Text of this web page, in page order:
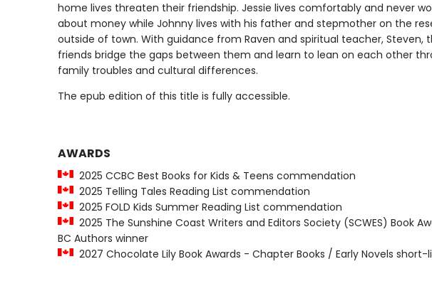
home lives threaten their friendship. Jessie lives comfortably and never
about money while Johnny lives with his father and stepmother on the
outside of town. With guidance from Raven and spiritual teacher, Steven,
friends bridge the gaps between them and learn to lean on each other
family troubles and cultural differences.
The epub edition of this title is fully accessible.
AWARDS
2025 CCBC Best Books for Kids & Teens commendation
2025 Telling Tales Reading List commendation
2025 FOLD Kids Summer Reading List commendation
2025 The Sunshine Coast Writers and Editors Society (SCWES) Book
BC Authors winner
2027 Chocolate Lily Book Awards - Chapter Books / Early Novels short-